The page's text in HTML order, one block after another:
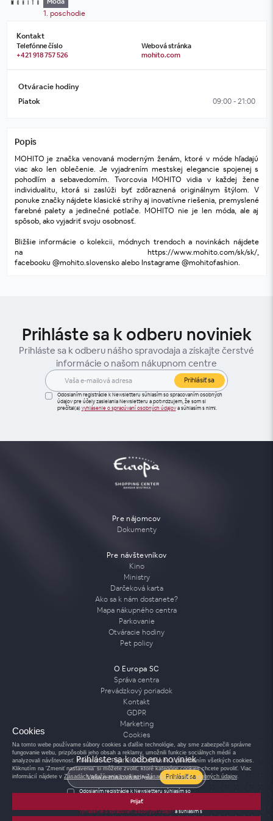
Cookies
Na tomto webe používame súbory cookies a ďalšie technológie, aby sme zabezpečili správne
fungovanie webu, prizpôsobili jeho obsah a reklamy, umožnili funkcie sociálnych médií a
analyzovali návštevnosť. Kliknutím na 'Prijať všetko' súhlasíte s používaním všetkých cookies.
Kliknutím na 'Zmeniť nastavenia' si môžete zvoliť, ktoré kategórie cookies chcete povoliť. Viac
informácií nájdete v Zásadách používania cookiesaZásadách ochrany osobných údajov.
Prijať
1. poschodie
Kontakt
Telefónne číslo
+421 918 757 526
Webová stránka
mohito.com
Otváracie hodiny
Piatok
09:00 - 21:00
Popis
MOHITO je značka venovaná moderným ženám, ktoré v móde hľadajú
viac ako len oblečenie. Je vyjadrením mestskej elegancie spojenej s
pohodlím a sebavedomím. Tvorcovia MOHITO vidia v každej žene
individualitu, ktorá si zaslúži byť zdôraznená originálnym štýlom. V
ponuke značky nájdete klasické strihy aj inovatívne riešenia, premyslené
farebné palety a jedinečné potlače. MOHITO nie je len móda, ale aj
spôsob, ako vyjadriť svoju osobnosť.
Bližšie informácie o kolekcii, módnych trendoch a novinkách nájdete
na https://www.mohito.com/sk/sk/,
facebooku @mohito.slovensko alebo Instagrame @mohitofashion.
Prihláste sa k odberu noviniek
Prihláste sa k odberu nášho spravodaja a získajte čerstvé
informácie o našom nákupnom centre
Prihlásiť sa
Odoslaním registrácie k Newsletteru súhlasím so spracovaním osobných
údajov pre účely zasielania Newsletteru a potvrdzujem, že som si
prečítal(a) vyhlásenie o spracúvaní osobných údajova súhlasím s nimi.
Pre nájomcov
Dokumenty
Pre návštevníkov
Kino
Ministry
Darčeková karta
Ako sa k nám dostanete?
Mapa nákupného centra
Parkovanie
Otváracie hodiny
Pet policy
O Europa SC
Správa centra
Prevádzkový poriadok
Kontakt
GDPR
Marketing
Cookies
Prihláste sa k odberu noviniek
Prihlásiť sa
Odoslaním registrácie k Newsletteru súhlasím so
Newsletteru a potvrdzujem, že som si prečítal(a)
vyhlásenie o spracúvaní osobných údajova súhlasím s
nimi.